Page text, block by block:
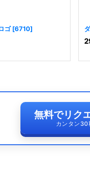
ゴ [6710]
[
無料でリク
カンタン30